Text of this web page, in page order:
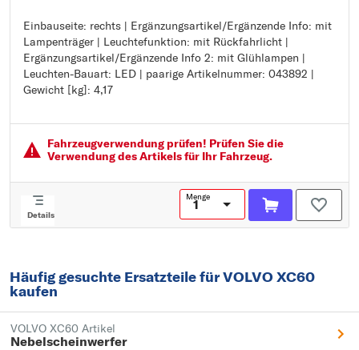
Einbauseite: rechts | Ergänzungsartikel/Ergänzende Info: mit
Lampenträger | Leuchtefunktion: mit Rückfahrlicht |
Ergänzungsartikel/Ergänzende Info 2: mit Glühlampen |
Leuchten-Bauart: LED | paarige Artikelnummer: 043892 |
Gewicht [kg]: 4,17
Einbauseite: rechts
Ergänzungsartikel/Ergänzende Info: mit Lampenträger
Leuchtefunktion: mit Rückfahrlicht
Ergänzungsartikel/Ergänzende Info 2: mit Glühlampen
Leuchten-Bauart: LED
Gewicht [kg]: 4,17
Fahrzeugver­wendung prüfen! Prüfen Sie die
Verwendung des Artikels für Ihr Fahrzeug.
Details
Menge
Häufig gesuchte Ersatzteile für VOLVO XC60
kaufen
VOLVO XC60 Artikel
Nebelscheinwerfer